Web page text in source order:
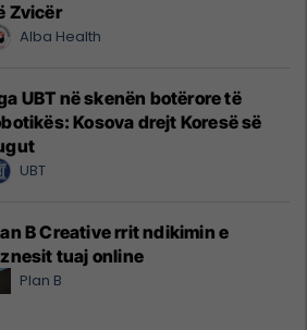
Zvicër
Alba Health
UBT në skenën botërore të
Kosova drejt Koresë së
UBT
B Creative rrit ndikimin e
tuaj online
Plan B